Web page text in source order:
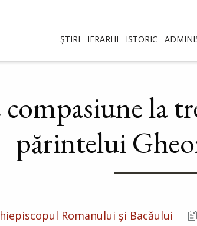
ȘTIRI IERARHI ISTORIC
la
părintelui
Romanului și Bacăului